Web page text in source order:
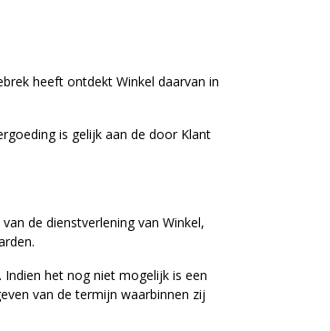
heeft ontdekt Winkel daarvan in
is gelijk aan de door Klant
de dienstverlening van Winkel,
het nog niet mogelijk is een
van de termijn waarbinnen zij